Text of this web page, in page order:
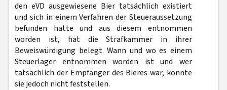
den eVD ausgewiesene Bier tatsächlich existiert
und sich in einem Verfahren der Steueraussetzung
befunden hatte und aus diesem entnommen
worden ist, hat die Strafkammer in ihrer
Beweiswürdigung belegt. Wann und wo es einem
Steuerlager entnommen worden ist und wer
tatsächlich der Empfänger des Bieres war, konnte
sie jedoch nicht feststellen.